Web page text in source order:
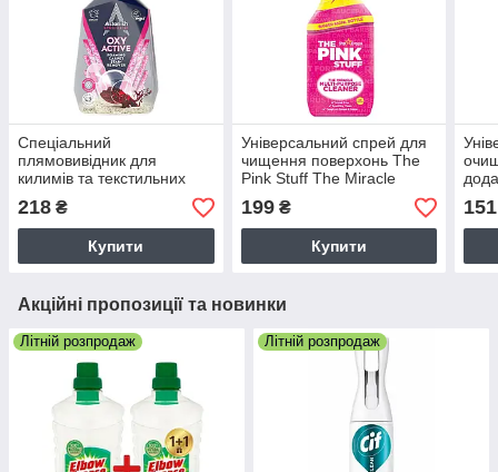
Спеціальний
плямовивідник для
килимів та текстильних
киснем Astonish Oxy Active
750 мл
218 ₴
Купити
Універсальний спрей для
чищення поверхонь The
Pink Stuff The Miracle
Multi-Purpose Cleaner 850
мл
199₴
Купити
151
Акційні пропозиції та новинки
Літній розпродаж Літній розпродаж